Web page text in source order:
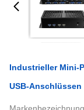
Industrieller Mini-
USB-Anschlüssen